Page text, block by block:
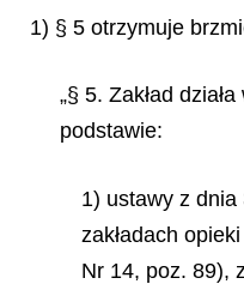
1) § 5 otrzymuje
„§ 5. Zakład
podstawie:
1) ustawy z
zakładach
Nr 14, poz. 89),